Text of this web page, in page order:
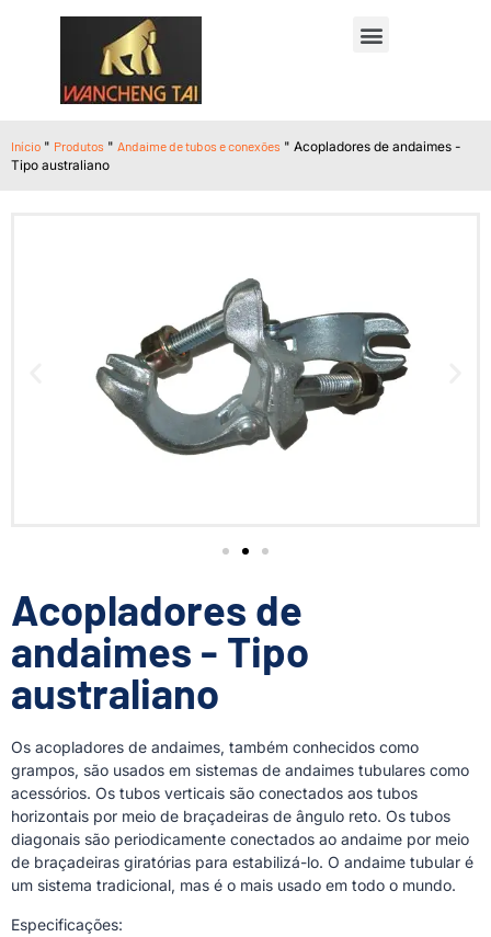
Início " Produtos " Andaime de tubos e conexões " Acopladores de andaimes -
Tipo australiano
Acopladores de
andaimes - Tipo
australiano
Os acopladores de andaimes, também conhecidos como
grampos, são usados em sistemas de andaimes tubulares como
acessórios. Os tubos verticais são conectados aos tubos
horizontais por meio de braçadeiras de ângulo reto. Os tubos
diagonais são periodicamente conectados ao andaime por meio
de braçadeiras giratórias para estabilizá-lo. O andaime tubular é
um sistema tradicional, mas é o mais usado em todo o mundo.
Especificações: